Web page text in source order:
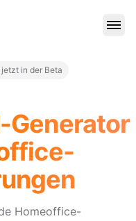
in der Beta
Generator
Homeoffice-